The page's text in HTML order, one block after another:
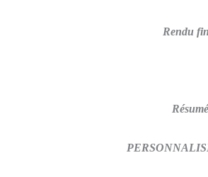
Rendu